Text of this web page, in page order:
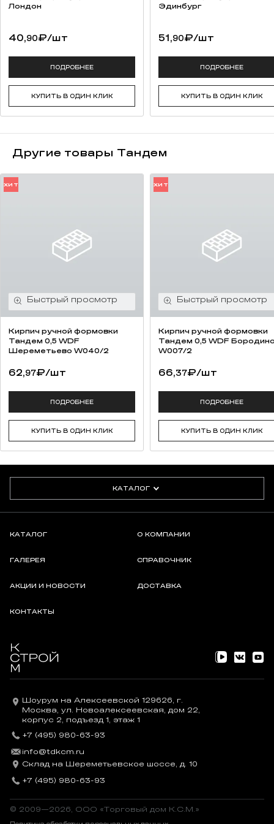
высокая прочность на изгиб;
потертостей).
заказ (от 50 000 штук);
сохранение традиций русских мастеров.
Лондон
40,90₽/шт
ПОДРОБНЕЕ
КУПИТЬ В ОДИН КЛИК
Эдинбург
51,90₽/шт
ПОДРОБНЕЕ
КУПИТЬ В ОДИН КЛИК
Другие товары Тандем
ХИТ
Кирпич ручной формовки
Тандем 0,5 WDF
Шереметьево W040/2
62,97₽/шт
ПОДРОБНЕЕ
КУПИТЬ В ОДИН КЛИК
ХИТ
Кирпич ручной формовки
Тандем 0,5 WDF
W007/2
66,37₽/шт
ПОДРОБНЕЕ
КУПИТЬ В ОДИН КЛИК
КАТАЛОГ
КАТАЛОГ О КОМПАНИИ
ГАЛЕРЕЯ СПРАВОЧНИК
АКЦИИ И НОВОСТИ ДОСТАВКА
КОНТАКТЫ
Шоурум на Алексеевской 129626, г.
Москва, ул. Новоалексеевская, дом 22,
корпус 2, подъезд 1, этаж 1
+7 (495) 980-63-93
info@tdkcm.ru
Склад на Шереметьевское шоссе, д. 10
+7 (495) 980-63-93
© 2009—2026, OOO «Торговый дом К.С.М.»